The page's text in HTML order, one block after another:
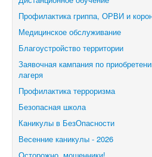
Профилактика гриппа, ОРВИ и
Медицинское обслуживание
Благоустройство территории
Заявочная кампания по
лагеря
Профилактика терроризма
Безопасная школа
Каникулы в БезОпасности
Весенние каникулы - 2026